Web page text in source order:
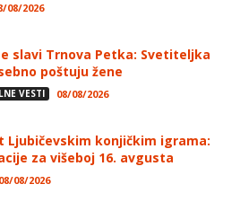
08/2026
slavi Trnova Petka: Svetiteljka
poštuju žene
VESTI 08/08/2026
Ljubičevskim konjičkim igrama:
za višeboj 16. avgusta
08/08/2026